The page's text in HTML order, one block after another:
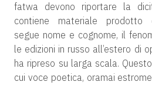
fatwa devono riportare la
contiene materiale prodotto
segue nome e cognome, il
le edizioni in russo all’estero di
ha ripreso su larga scala.
cui voce poetica, oramai